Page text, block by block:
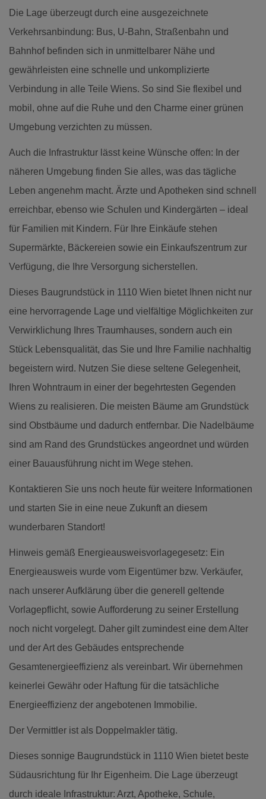
Die Lage überzeugt durch eine ausgezeichnete
Verkehrsanbindung: Bus, U-Bahn, Straßenbahn und
Bahnhof befinden sich in unmittelbarer Nähe und
gewährleisten eine schnelle und unkomplizierte
Verbindung in alle Teile Wiens. So sind Sie flexibel und
mobil, ohne auf die Ruhe und den Charme einer grünen
Umgebung verzichten zu müssen.
Auch die Infrastruktur lässt keine Wünsche offen: In der
näheren Umgebung finden Sie alles, was das tägliche
Leben angenehm macht. Ärzte und Apotheken sind schnell
erreichbar, ebenso wie Schulen und Kindergärten – ideal
für Familien mit Kindern. Für Ihre Einkäufe stehen
Supermärkte, Bäckereien sowie ein Einkaufszentrum zur
Verfügung, die Ihre Versorgung sicherstellen.
Dieses Baugrundstück in 1110 Wien bietet Ihnen nicht nur
eine hervorragende Lage und vielfältige Möglichkeiten zur
Verwirklichung Ihres Traumhauses, sondern auch ein
Stück Lebensqualität, das Sie und Ihre Familie nachhaltig
begeistern wird. Nutzen Sie diese seltene Gelegenheit,
Ihren Wohntraum in einer der begehrtesten Gegenden
Wiens zu realisieren. Die meisten Bäume am Grundstück
sind Obstbäume und dadurch entfernbar. Die Nadelbäume
sind am Rand des Grundstückes angeordnet und würden
einer Bauausführung nicht im Wege stehen.
Kontaktieren Sie uns noch heute für weitere Informationen
und starten Sie in eine neue Zukunft an diesem
wunderbaren Standort!
Hinweis gemäß Energieausweisvorlagegesetz: Ein
Energieausweis wurde vom Eigentümer bzw. Verkäufer,
nach unserer Aufklärung über die generell geltende
Vorlagepflicht, sowie Aufforderung zu seiner Erstellung
noch nicht vorgelegt. Daher gilt zumindest eine dem Alter
und der Art des Gebäudes entsprechende
Gesamtenergieeffizienz als vereinbart. Wir übernehmen
keinerlei Gewähr oder Haftung für die tatsächliche
Energieeffizienz der angebotenen Immobilie.
Der Vermittler ist als Doppelmakler tätig.
Dieses sonnige Baugrundstück in 1110 Wien bietet beste
Südausrichtung für Ihr Eigenheim. Die Lage überzeugt
durch ideale Infrastruktur: Arzt, Apotheke, Schule,